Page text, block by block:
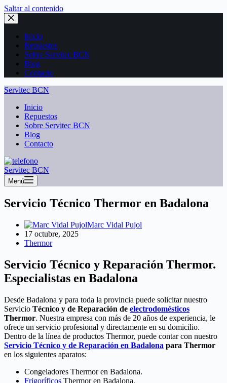
Saltar al contenido
Inicio
Repuestos
Sobre Servitec BCN
Blog
Contacto
Servitec BCN
Inicio
Repuestos
Sobre Servitec BCN
Blog
Contacto
Servitec BCN
Menú
Servicio Técnico Thermor en Badalona
Marc Vidal Pujol
17 octubre, 2025
Thermor
Servicio Técnico y Reparación Thermor.
Especialistas en Badalona
Desde Badalona y para toda la provincia puede solicitar nuestro
Servicio Técnico y de Reparación de electrodomésticos
Thermor. Nuestra empresa con más de 20 años de experiencia, le
ofrece un servicio profesional y directamente en su domicilio.
Dentro de la línea de productos Thermor, puede contar con nuestro
Servicio Técnico y de Reparación en Badalona para Thermor
en los siguientes aparatos:
Congeladores Thermor en Badalona.
Frigoríficos Thermor en Badalona.